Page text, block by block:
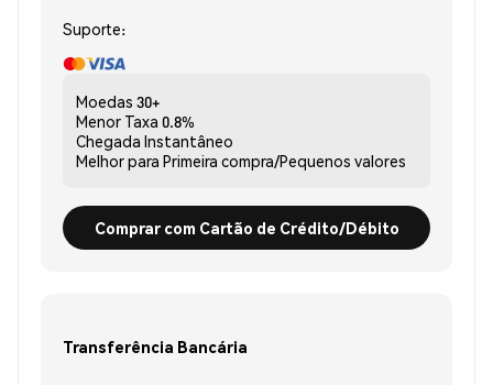
Suporte:
Moedas 30+
Menor Taxa 0.8%
Chegada Instantâneo
Melhor para Primeira compra/Pequenos valores
Comprar com Cartão de Crédito/Débito
Transferência Bancária